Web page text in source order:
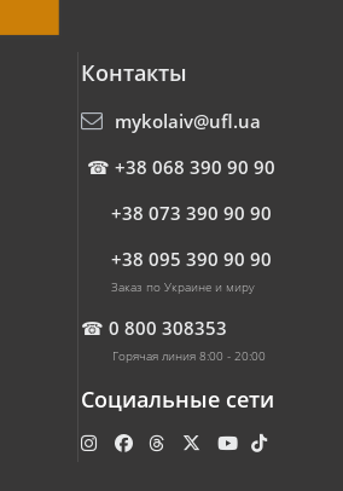
Контакты
mykolaiv@ufl.ua
☎ +38 068 390 90 90
+38 073 390 90 90
+38 095 390 90 90
Заказ по Украине и миру
☎ 0 800 308353
Горячая линия 8:00 - 20:00
Социальные сети